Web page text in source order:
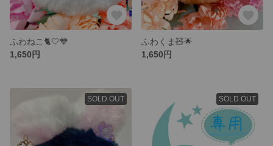
ふわねこ🐈🤍💙
1,650円
ふわくま🧸🌟
1,650円
SOLD OUT SOLD OUT